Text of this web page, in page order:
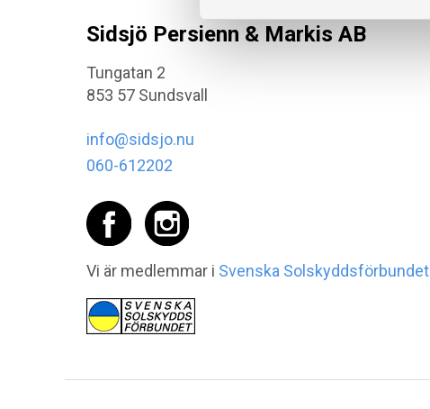
Sidsjö Persienn & Markis AB
Tungatan 2
853 57 Sundsvall
info@sidsjo.nu
060-612202
Vi är medlemmar i Svenska Solskyddsförbundet